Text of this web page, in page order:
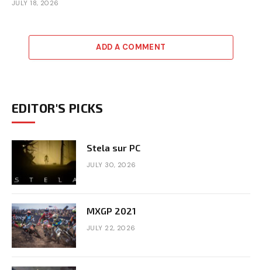
JULY 18, 2026
ADD A COMMENT
EDITOR'S PICKS
Stela sur PC
JULY 30, 2026
MXGP 2021
JULY 22, 2026